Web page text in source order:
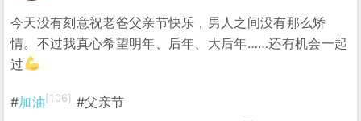
今天没有刻意祝老爸父亲节快乐，男人之间没有那么矫
情。不过我真心希望明年、后年、大后年……还有机会一起
过
#加油[106] #父亲节